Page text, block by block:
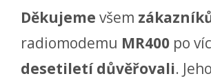
Děkujeme všem
radiomodemu MR400 po
desetiletí důvěřovali. Jeho